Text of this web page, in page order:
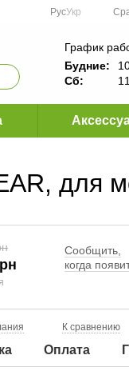
РусУкр
График
Будние:
Сб:
для
Сообщить,
когда
К сравнению
Оплата